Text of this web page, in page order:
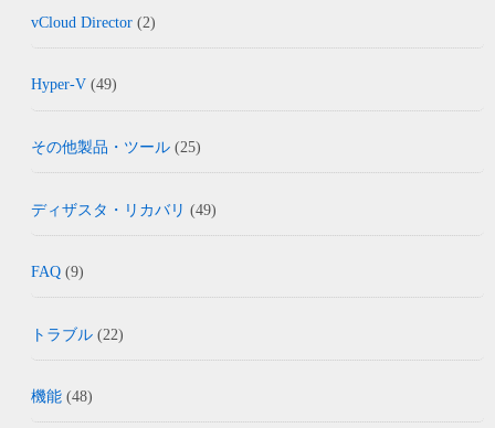
vCloud Director (2)
Hyper-V (49)
その他製品・ツール (25)
ディザスタ・リカバリ (49)
FAQ (9)
トラブル (22)
機能 (48)